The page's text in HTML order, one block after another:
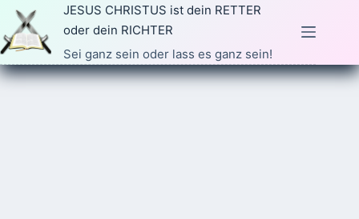
Zum
Inhalt
springen
JESUS CHRISTUS ist dein RETTER
oder dein RICHTER
Sei ganz sein oder lass es ganz sein!